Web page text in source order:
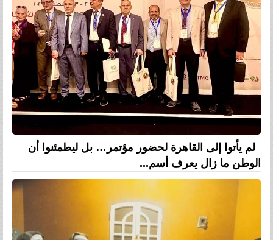
لم يأتوا إلى القاهرة لحضور مؤتمر… بل ليطمئنوا أن
الوطن ما زال يعرف أسم...